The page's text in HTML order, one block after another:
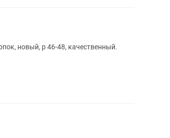
новый, р 46-48, качественный.